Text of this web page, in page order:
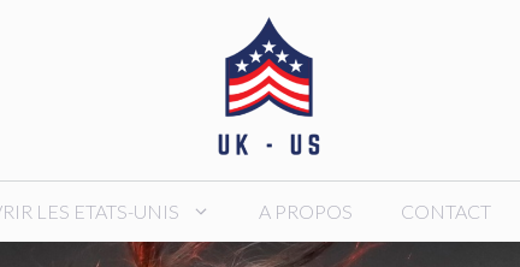
LES ETATS-UNIS A PROPOS CONTACT